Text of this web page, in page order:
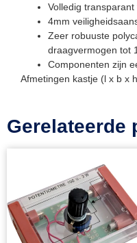
Volledig
4mm
Zeer robuuste
draagvermogen tot
Componenten zijn
Afmetingen kastje (l x b x
Gerelateerde